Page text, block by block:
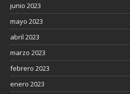
junio 2023
mayo 2023
abril 2023
marzo 2023
febrero 2023
enero 2023